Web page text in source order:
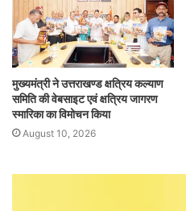
मुख्यमंत्री ने उत्तराखण्ड क्षत्रिय कल्याण
समिति की वेबसाइट एवं क्षत्रिय जागरण
स्मारिका का विमोचन किया
August 10, 2026